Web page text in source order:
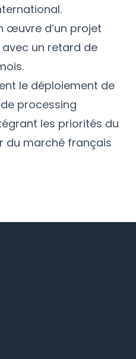
œuvre d’un projet
avec un retard de
le déploiement de
processing
les priorités du
du marché français